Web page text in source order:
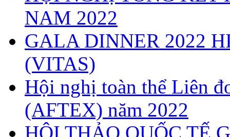
NAM 2022
GALA DINNER 2022
(VITAS)
Hội nghị toàn thể Liên
(AFTEX) năm 2022
HỘI THẢO QUỐC TẾ